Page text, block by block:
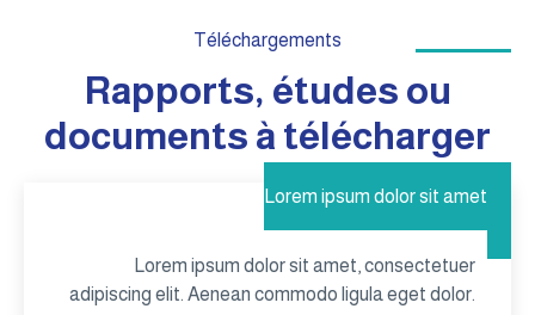
Téléchargements
Rapports, études ou
documents à télécharger
Lorem ipsum dolor sit amet
Lorem ipsum dolor sit amet, consectetuer
adipiscing elit. Aenean commodo ligula eget dolor.